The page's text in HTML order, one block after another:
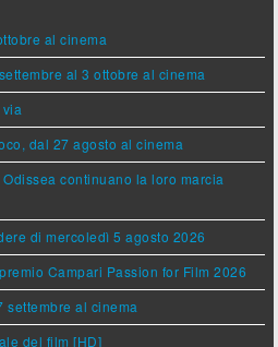
al cinema
al 3 ottobre al cinema
via
dal 27 agosto al cinema
continuano la loro marcia
di mercoledì 5 agosto 2026
Campari Passion for Film 2026
settembre al cinema
del film [HD]